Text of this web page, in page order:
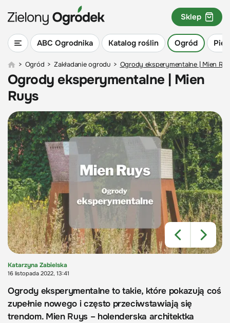
ABC Ogrodnika Katalog roślin Ogród
Sklep
> Ogród > Zakładanie ogrodu > Ogrody eksperymentalne | Mien
Ogrody eksperymentalne | Mien
Ruys
Katarzyna Zabielska
16 listopada 2022, 13:41
Ogrody eksperymentalne to takie, które pokazują coś
zupełnie nowego i często przeciwstawiają się
trendom. Mien Ruys – holenderska architektka